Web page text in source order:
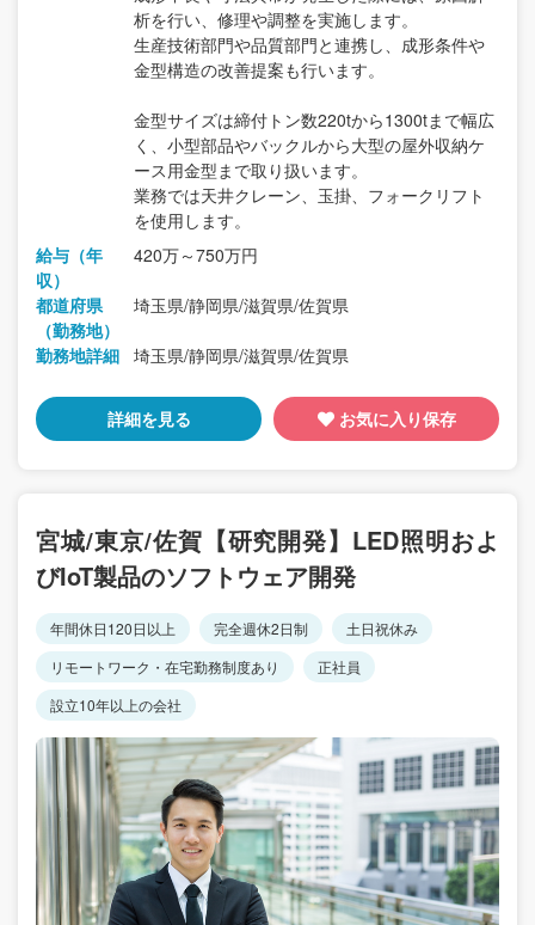
析を行い、修理や調整を実施します。
生産技術部門や品質部門と連携し、成形条件や
金型構造の改善提案も行います。
金型サイズは締付トン数220tから1300tまで幅広
く、小型部品やバックルから大型の屋外収納ケ
ース用金型まで取り扱います。
業務では天井クレーン、玉掛、フォークリフト
を使用します。
給与（年
収）
420万～750万円
都道府県
（勤務地）
埼玉県/静岡県/滋賀県/佐賀県
勤務地詳細 埼玉県/静岡県/滋賀県/佐賀県
詳細を見る お気に入り保存
宮城/東京/佐賀【研究開発】LED照明およ
びIoT製品のソフトウェア開発
年間休日120日以上 完全週休2日制
土日祝休み
リモートワーク・在宅勤務制度あり
正社員
設立10年以上の会社